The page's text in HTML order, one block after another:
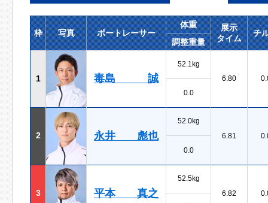
枠 写真 ボートレーサー
体重
展示
タイム
チ
調整重量
1 毒島 誠
52.1kg
6.80
0.0
2 永井 彪也
52.0kg
6.81
0.0
3 平本 真之
52.5kg
6.82